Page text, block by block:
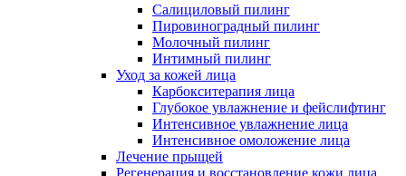
Салициловый пилинг
Пировиноградный пилинг
Молочный пилинг
Интимный пилинг
Уход за кожей лица
Карбокситерапия лица
Глубокое увлажнение и фейслифтинг
Интенсивное увлажнение лица
Интенсивное омоложение лица
Лечение прыщей
Регенерация и восстановление кожи лица